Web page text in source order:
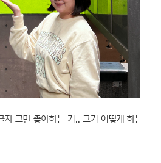
자 그만 좋아하는 거.. 그거 어떻게 하는